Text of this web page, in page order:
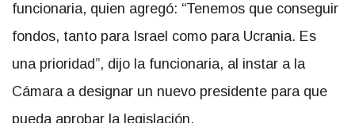
funcionaria, quien agregó: “Tenemos que conseguir
fondos, tanto para Israel como para Ucrania. Es
una prioridad”, dijo la funcionaria, al instar a la
Cámara a designar un nuevo presidente para que
pueda aprobar la legislación.